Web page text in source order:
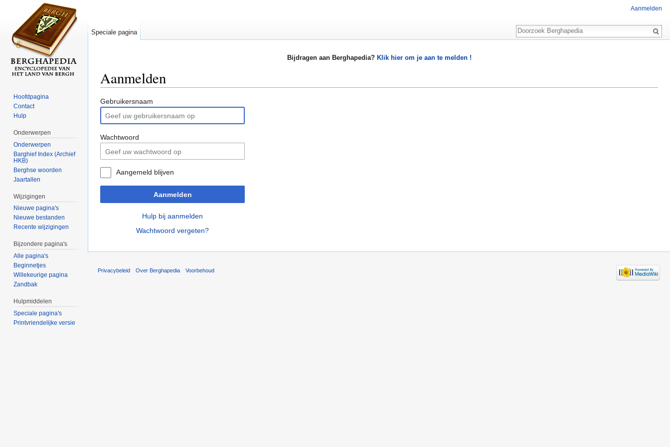
Bijdragen aan Berghapedia? Klik hier om je aan te melden !
Aanmelden
Gebruikersnaam
Wachtwoord
Aangemeld blijven
Aanmelden
Hulp bij aanmelden
Wachtwoord vergeten?
Aanmelden
Speciale pagina
Zoeken
Hoofdpagina
Contact
Hulp
Onderwerpen
Onderwerpen
Barghief Index (Archief
HKB)
Berghse woorden
Jaartallen
Wijzigingen
Nieuwe pagina's
Nieuwe bestanden
Recente wijzigingen
Bijzondere pagina's
Alle pagina's
Beginnetjes
Willekeurige pagina
Zandbak
Hulpmiddelen
Speciale pagina's
Printvriendelijke versie
Privacybeleid Over Berghapedia Voorbehoud